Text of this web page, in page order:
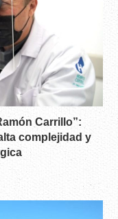
Carrillo”:
complejidad y